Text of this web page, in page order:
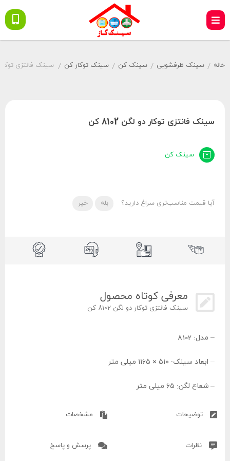
خانه / سینک ظرفشویی / سینک کن / سینک توکار کن / سینک فانتزی توکار دو
سینک فانتزی توکار دو لگن 8102 کن
سینک کن
آیا قیمت مناسب‌تری سراغ دارید؟ بله خیر
معرفی کوتاه محصول
سینک فانتزی توکار دو لگن 8102 کن
– مدل: 8102
– ابعاد سینک: ۵۱۰ × ۱۱۶۵ میلی متر
– شعاع لگن: ۶۵ میلی متر
– عمق لگن: ۲۱ سانتی متر
توضیحات مشخصات
نظرات پرسش و پاسخ